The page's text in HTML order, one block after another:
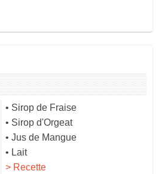
• Sirop de Fraise
• Sirop d'Orgeat
• Jus de Mangue
• Lait
> Recette